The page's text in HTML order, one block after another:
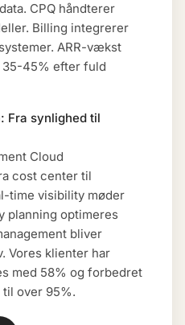
CPQ håndterer
Billing integrerer
ARR-vækst
45% efter fuld
Fra synlighed til
Cloud
cost center til
time visibility møder
planning optimeres
bliver
Vores klienter har
med 58% og forbedret
over 95%.